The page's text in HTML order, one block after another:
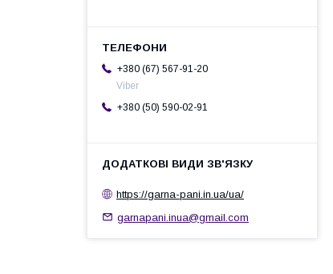
+380 (67) 567-91-20
Viber
+380 (50) 590-02-91
https://garna-pani.in.ua/ua/
garnapani.inua@gmail.com